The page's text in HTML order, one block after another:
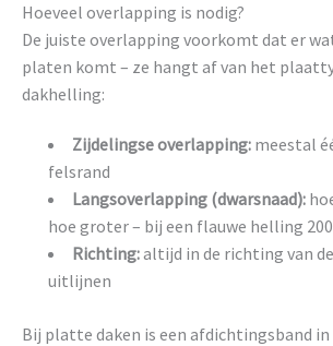
Hoeveel overlapping is nodig?
De juiste overlapping voorkomt dat er
platen komt – ze hangt af van het
dakhelling:
Zijdelingse overlapping: meestal
felsrand
Langsoverlapping (dwarsnaad):
hoe groter – bij een flauwe helling
Richting:altijd in de richting van
uitlijnen
Bij platte daken is een afdichtingsband